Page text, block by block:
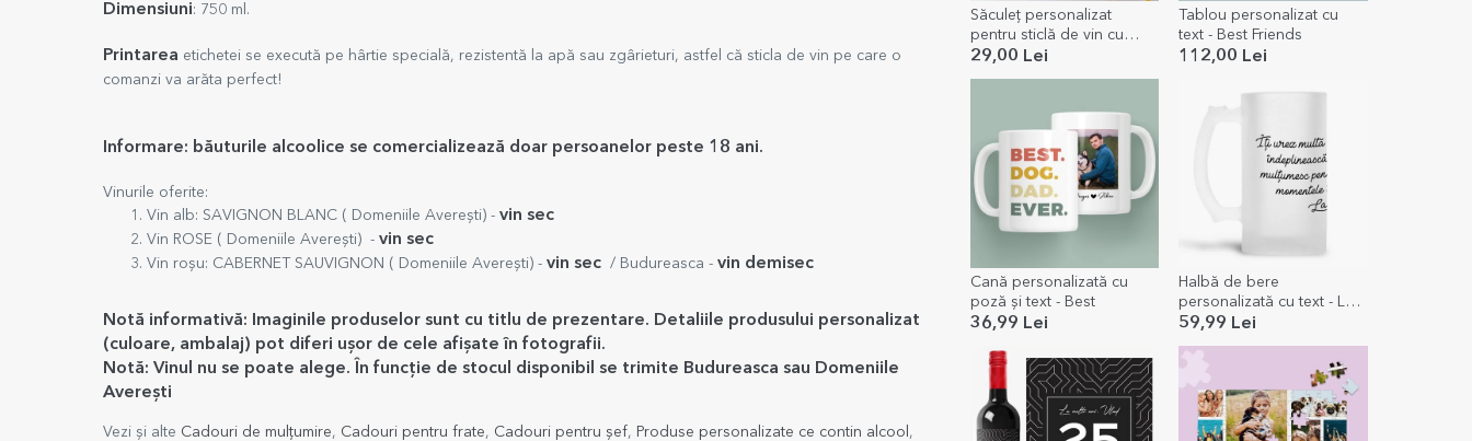
Săculeț personalizat
pentru sticlă de vin cu
mesaj - Flori
29,00 Lei
Tablou personalizat cu
text - Best Friends
112,00 Lei
Cană personalizată cu
poză și text - Best
36,99 Lei
Halbă de bere
personalizată cu text - La
mulți ani!
59,99 Lei
Dimensiuni: 750 ml.
Printarea etichetei se execută pe hârtie specială, rezistentă la apă sau zgârieturi, astfel că sticla de vin pe care o
comanzi va arăta perfect!
Informare: băuturile alcoolice se comercializează doar persoanelor peste 18 ani.
Vinurile oferite:
Vin alb: SAVIGNON BLANC ( Domeniile Averești) - vin sec
Vin ROSE ( Domeniile Averești) - vin sec
Vin roșu: CABERNET SAUVIGNON ( Domeniile Averești) - vin sec / Budureasca - vin demisec
Notă informativă: Imaginile produselor sunt cu titlu de prezentare. Detaliile produsului personalizat
(culoare, ambalaj) pot diferi ușor de cele afișate în fotografii.
Notă: Vinul nu se poate alege. În funcție de stocul disponibil se trimite Budureasca sau Domeniile
Averești
Vezi și alte Cadouri de mulțumire, Cadouri pentru frate, Cadouri pentru șef, Produse personalizate ce contin alcool ,